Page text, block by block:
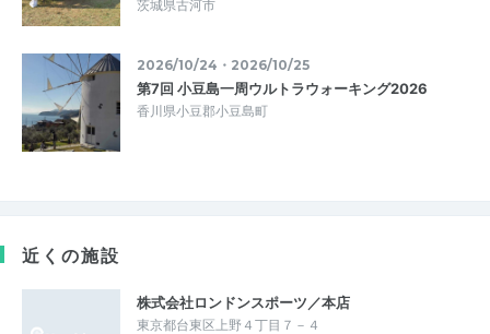
茨城県古河市
2026/10/24・2026/10/25
第7回 小豆島一周ウルトラウォーキング2026
香川県小豆郡小豆島町
近くの施設
株式会社ロンドンスポーツ／本店
東京都台東区上野４丁目７－４